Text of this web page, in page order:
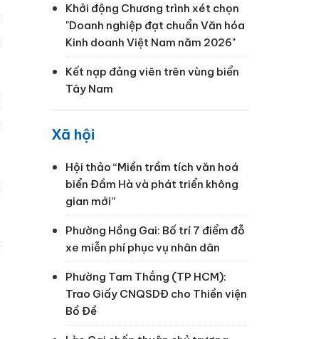
Khởi động Chương trình xét chọn
"Doanh nghiệp đạt chuẩn Văn hóa
Kinh doanh Việt Nam năm 2026"
Kết nạp đảng viên trên vùng biển
Tây Nam
Xã hội
Hội thảo “Miền trầm tích văn hoá
biển Đầm Hà và phát triển không
gian mới”
Phường Hồng Gai: Bố trí 7 điểm đỗ
xe miễn phí phục vụ nhân dân
Phường Tam Thắng (TP HCM):
Trao Giấy CNQSDĐ cho Thiền viện
Bồ Đề